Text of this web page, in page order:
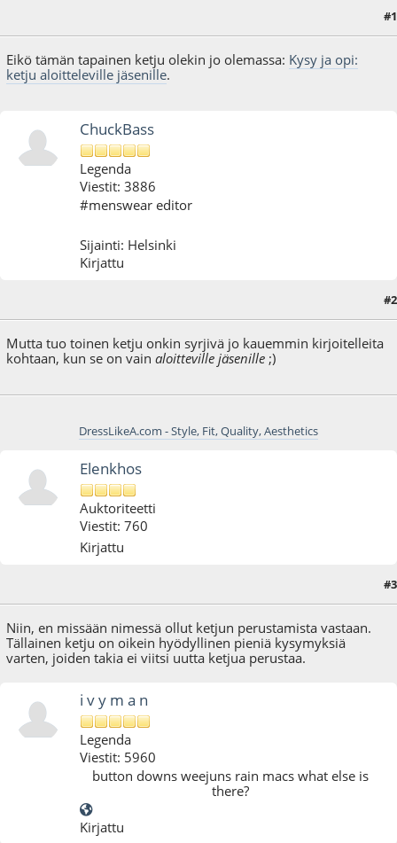
#1
Eikö tämän tapainen ketju olekin jo olemassa: Kysy ja opi:
ketju aloitteleville jäsenille.
ChuckBass
Legenda
Viestit: 3886
#menswear editor
Sijainti: Helsinki
Kirjattu
: 04.08.10 - klo:21:16 käyttäjältä ChuckBass#2
Mutta tuo toinen ketju onkin syrjivä jo kauemmin kirjoitelleita
kohtaan, kun se on vainaloitteville jäsenille ;)
DressLikeA.com - Style, Fit, Quality, Aesthetics
Elenkhos
Auktoriteetti
Viestit: 760
Kirjattu
#3
Niin, en missään nimessä ollut ketjun perustamista vastaan.
Tällainen ketju on oikein hyödyllinen pieniä kysymyksiä
varten, joiden takia ei viitsi uutta ketjua perustaa.
i v y m a n
Legenda
Viestit: 5960
button downs weejuns rain macs what else is
there?
Kirjattu